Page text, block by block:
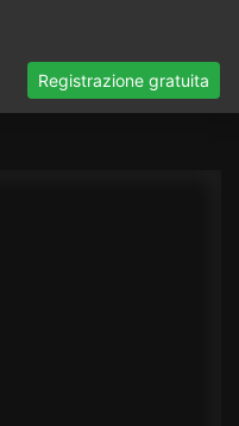
Registrazione gratuita